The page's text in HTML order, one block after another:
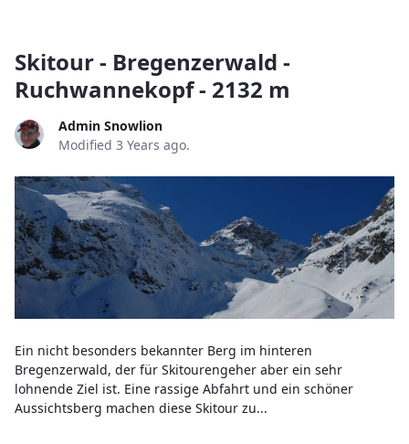
Skitour - Bregenzerwald -
Ruchwannekopf - 2132 m
Admin Snowlion
Modified 3 Years ago.
Ein nicht besonders bekannter Berg im hinteren
Bregenzerwald, der für Skitourengeher aber ein sehr
lohnende Ziel ist. Eine rassige Abfahrt und ein schöner
Aussichtsberg machen diese Skitour zu...